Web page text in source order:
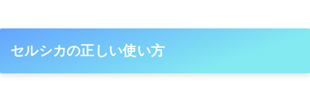
セルシカの正しい使い方